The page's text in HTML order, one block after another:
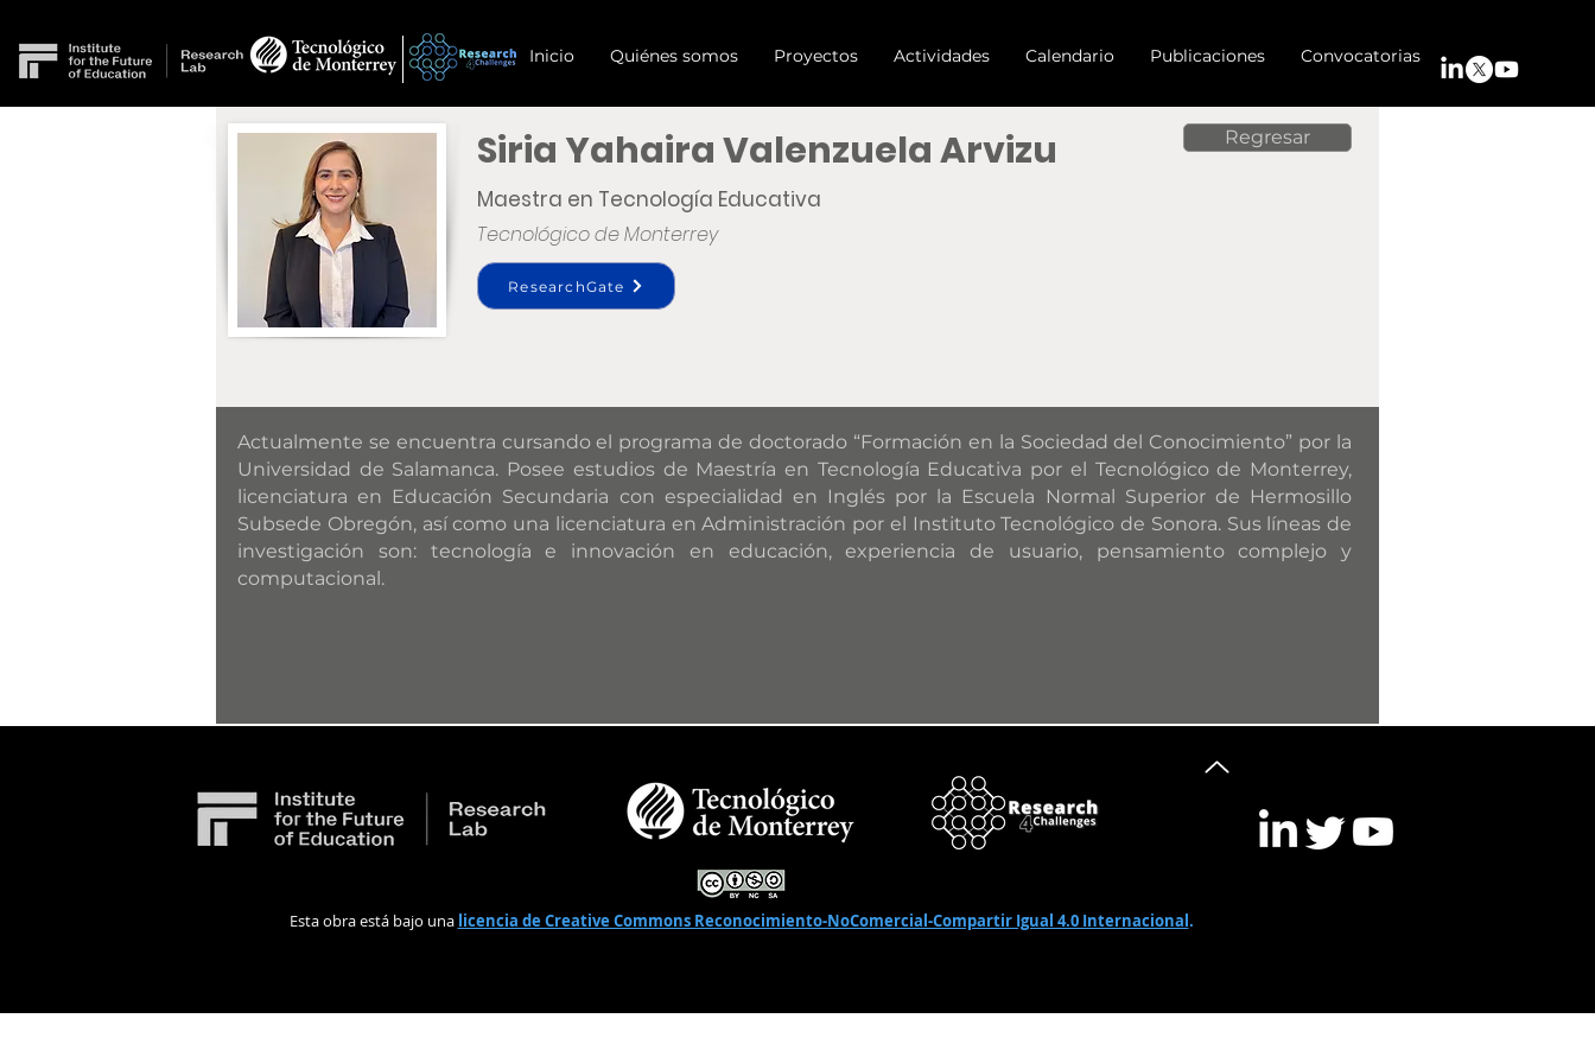
Inicio Quiénes somos Proyectos Actividades Calendario Publicaciones Convocatorias
Siria Yahaira Valenzuela Arvizu Regresar
Maestra en Tecnología Educativa
Tecnológico de Monterrey
ResearchGate
Actualmente se encuentra cursando el programa de doctorado “Formación en la Sociedad del Conocimiento” por la
Universidad de Salamanca. Posee estudios de Maestría en Tecnología Educativa por el Tecnológico de Monterrey,
licenciatura en Educación Secundaria con especialidad en Inglés por la Escuela Normal Superior de Hermosillo
Subsede Obregón, así como una licenciatura en Administración por el Instituto Tecnológico de Sonora. Sus líneas de
investigación son: tecnología e innovación en educación, experiencia de usuario, pensamiento complejo y
computacional.
Esta obra está bajo una licencia de Creative Commons Reconocimiento-NoComercial-Compartir Igual 4.0 Internacional.